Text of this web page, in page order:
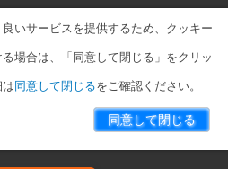
Bank, Ltd. All Rights Reserved.
いサービスを提供するため、クッキー
場合は、「同意して閉じる」をクリッ
同意して閉じるをご確認ください。
同意して閉じる